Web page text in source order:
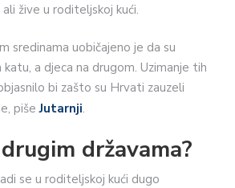
žive u roditeljskoj kući.
sredinama uobičajeno je da su
a djeca na drugom. Uzimanje tih
bi zašto su Hrvati zauzeli
pišeJutarnji.
državama?
se u roditeljskoj kući dugo